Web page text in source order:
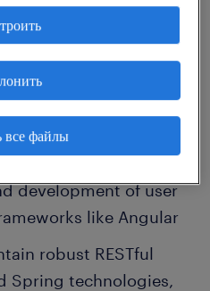
via Kafka. A stable
and certification
hybrid work
await you.
development of user
like Angular
robust RESTful
Spring technologies,
все файлы